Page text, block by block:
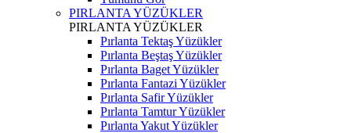
PIRLANTA YÜZÜKLER
PIRLANTA YÜZÜKLER
Pırlanta Tektaş Yüzükler
Pırlanta Beştaş Yüzükler
Pırlanta Baget Yüzükler
Pırlanta Fantazi Yüzükler
Pırlanta Safir Yüzükler
Pırlanta Tamtur Yüzükler
Pırlanta Yakut Yüzükler